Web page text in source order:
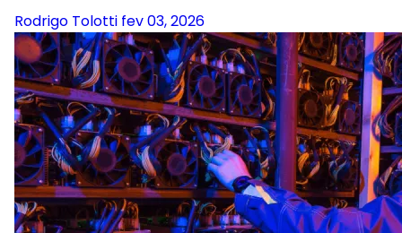
Rodrigo Tolotti fev 03, 2026